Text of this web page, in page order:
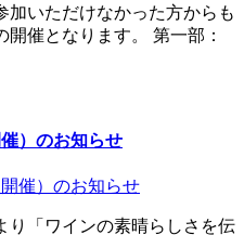
加いただけなかった方からも
催となります。 第一部：
）のお知らせ
り「ワインの素晴らしさを伝